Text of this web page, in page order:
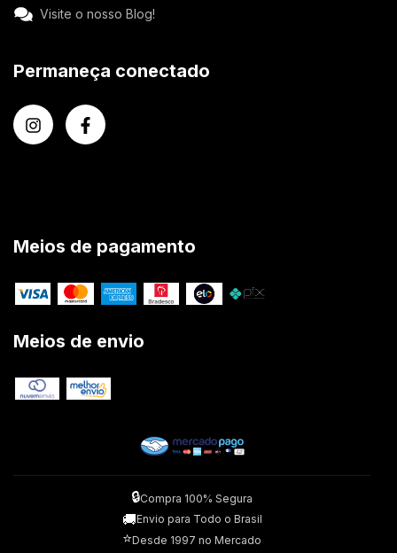
Visite o nosso Blog!
Permaneça conectado
Meios de pagamento
Meios de envio
🔒Compra 100% Segura
🚚Envio para Todo o Brasil
⭐Desde 1997 no Mercado